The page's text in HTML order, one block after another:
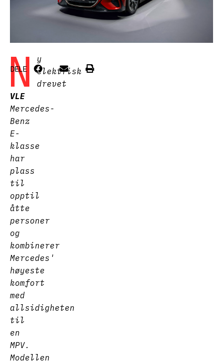
N
y
elektrisk
drevet
VLE
Mercedes-
Benz
E-
klasse
har
plass
til
opptil
åtte
personer
og
kombinerer
Mercedes'
høyeste
komfort
med
allsidigheten
til
en
MPV.
Modellen
DELE